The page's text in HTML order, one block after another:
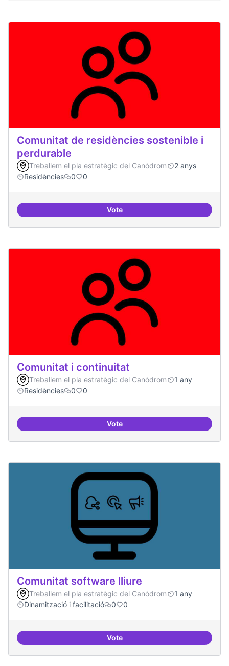
Comunitat de residències sostenible i
perdurable
Treballem el pla estratègic del Canòdrom
2 anys
Residències
0 0
Vote Comunitat
Comunitat i continuitat
Treballem el pla estratègic del Canòdrom
1 any
Residències
0 0
VoteComunitat i continuitat
Comunitat software lliure
Treballem el pla estratègic del Canòdrom
1 any
Dinamització i facilitació
0 0
VoteComunitat software lliure